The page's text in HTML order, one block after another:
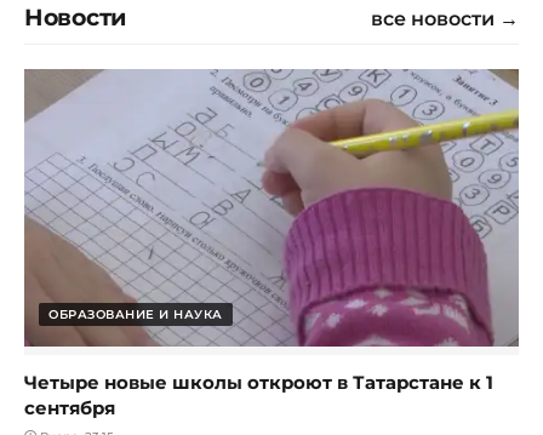
Новости все новости →
ОБРАЗОВАНИЕ И НАУКА
Четыре новые школы откроют в Татарстане к 1
сентября